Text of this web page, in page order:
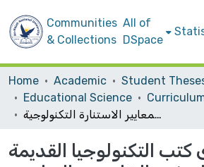
Communities
& Collections
All of
DSpace
Home Academic
Educational Science
تحليل محتوى كتب التكنولوجيا القديمة والجديدة للصفين الخامس والسادس الأساسيين وفقاً لمعايير الاستنارة التكنولوجية (STL) للرابطة الدولية للتربية التكنولوجية
التكنولوجيا القديمة